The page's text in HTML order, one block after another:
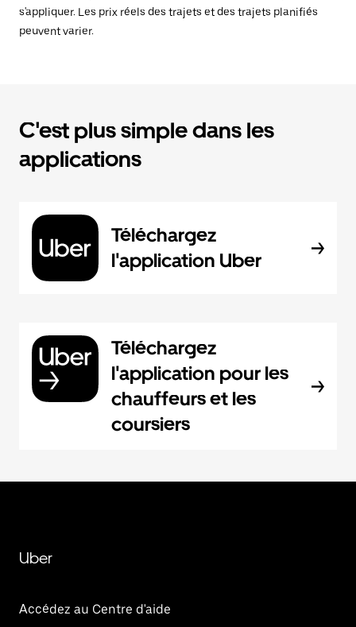
s'appliquer. Les prix réels des trajets et des trajets planifiés
peuvent varier.
C'est plus simple dans les
applications
Téléchargez
l'application Uber
Téléchargez
l'application pour les
chauffeurs et les
coursiers
Uber
Accédez au Centre d'aide